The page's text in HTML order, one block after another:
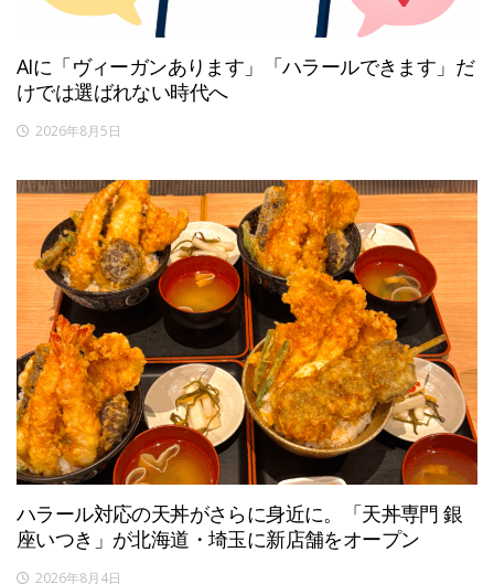
AIに「ヴィーガンあります」「ハラールできます」だ
けでは選ばれない時代へ
2026年8月5日
ハラール対応の天丼がさらに身近に。「天丼専門 銀
座いつき」が北海道・埼玉に新店舗をオープン
2026年8月4日